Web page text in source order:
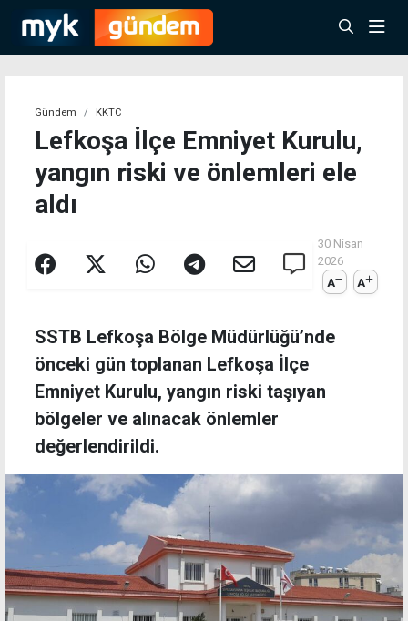
Gündem KKTC
Lefkoşa İlçe Emniyet Kurulu,
yangın riski ve önlemleri ele
aldı
30 Nisan
2026
A
A
SSTB Lefkoşa Bölge Müdürlüğü’nde
önceki gün toplanan Lefkoşa İlçe
Emniyet Kurulu, yangın riski taşıyan
bölgeler ve alınacak önlemler
değerlendirildi.